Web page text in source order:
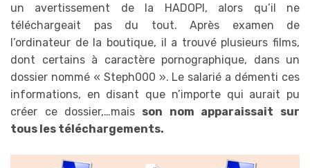
un avertissement de la HADOPI, alors qu’il ne
téléchargeait pas du tout. Après examen de
l’ordinateur de la boutique, il a trouvé plusieurs films,
dont certains à caractère pornographique, dans un
dossier nommé « Steph000 ». Le salarié a démenti ces
informations, en disant que n’importe qui aurait pu
créer ce dossier,…mais son nom apparaissait sur
tous les téléchargements.